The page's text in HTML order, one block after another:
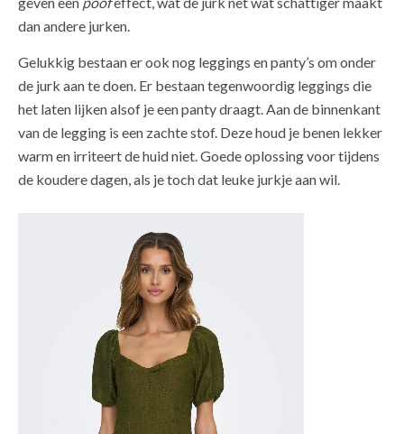
dan andere jurken.
Gelukkig bestaan er ook nog leggings en panty’s om onder
de jurk aan te doen. Er bestaan tegenwoordig leggings die
het laten lijken alsof je een panty draagt. Aan de binnenkant
van de legging is een zachte stof. Deze houd je benen lekker
warm en irriteert de huid niet. Goede oplossing voor tijdens
de koudere dagen, als je toch dat leuke jurkje aan wil.